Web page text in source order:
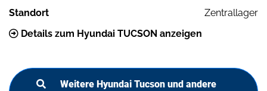
Standort
Zentrallager
Details zum Hyundai TUCSON anzeigen
Weitere Hyundai Tucson und andere